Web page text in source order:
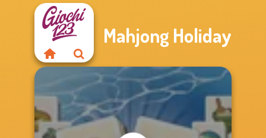
Mahjong Holiday